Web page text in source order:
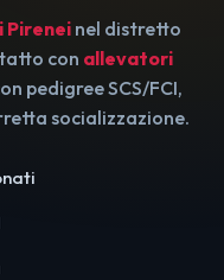
Pirenei nel distretto
con allevatori
pedigree SCS/FCI,
socializzazione.